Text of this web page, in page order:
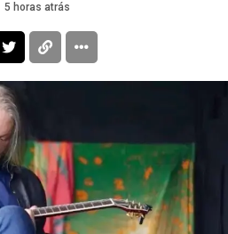
5 horas atrás